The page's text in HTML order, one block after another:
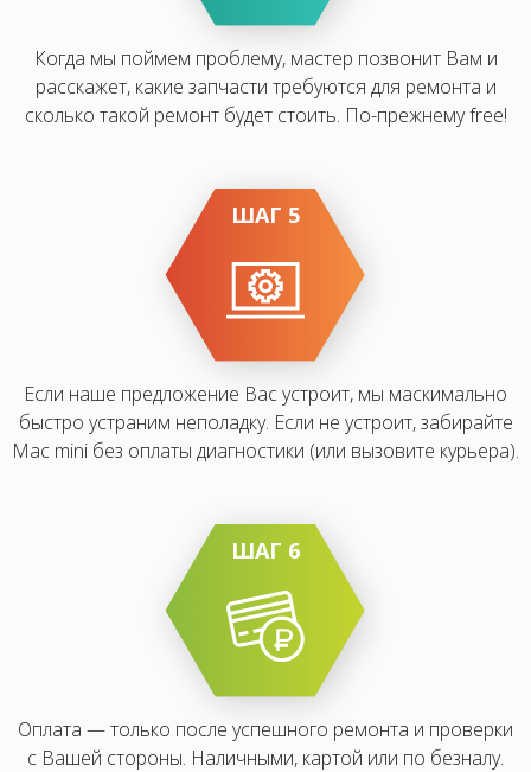
Когда мы поймем проблему, мастер позвонит Вам и
расскажет, какие запчасти требуются для ремонта и
сколько такой ремонт будет стоить. По-прежнему free!
ШАГ 5
Если наше предложение Вас устроит, мы маскимально
быстро устраним неполадку. Если не устроит, забирайте
Mac mini без оплаты диагностики (или вызовите курьера).
ШАГ 6
Оплата — только после успешного ремонта и проверки
с Вашей стороны. Наличными, картой или по безналу.